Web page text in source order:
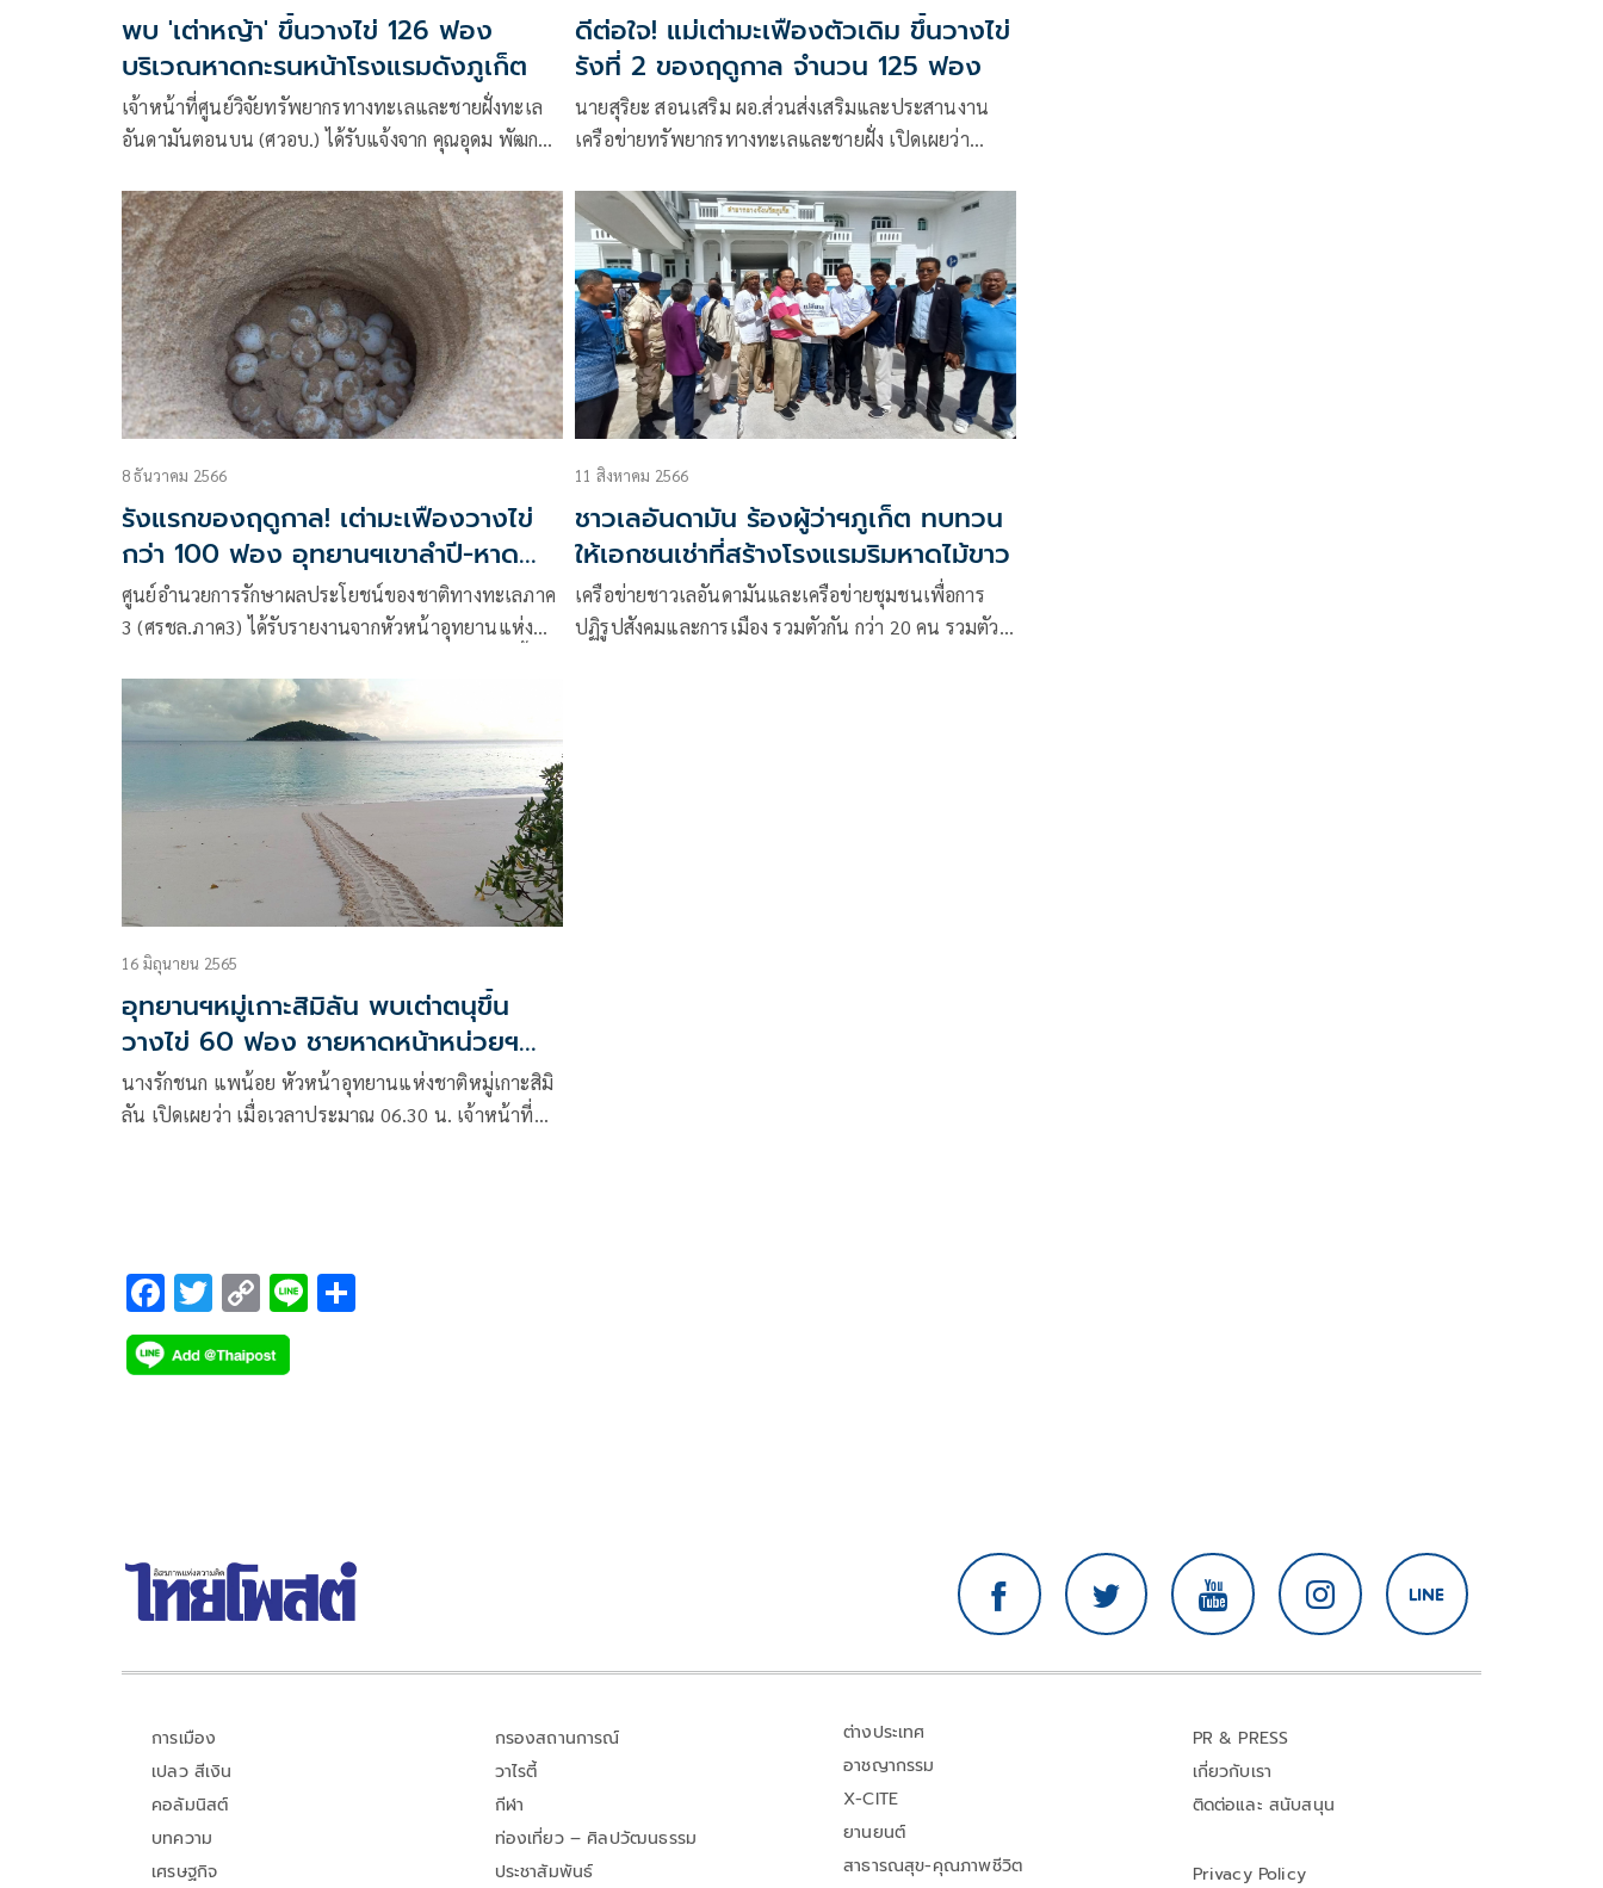
พบ 'เต่าหญ้า' ขึ้นวางไข่ 126 ฟอง
บริเวณหาดกะรนหน้าโรงแรมดังภูเก็ต
เจ้าหน้าที่ศูนย์วิจัยทรัพยากรทางทะเลและชายฝั่งทะเล
อันดามันตอนบน (ศวอบ.) ได้รับแจ้งจาก คุณอุดม พัฒกอ
ว่าเมื่อเวลา 06.00 น. พบร่องรอยการขึ้นวางไข่ของเต่า
ทะเล
ดีต่อใจ! แม่เต่ามะเฟืองตัวเดิม ขึ้นวางไข่
รังที่ 2 ของฤดูกาล จำนวน 125 ฟอง
นายสุริยะ สอนเสริม ผอ.ส่วนส่งเสริมและประสานงาน
เครือข่ายทรัพยากรทางทะเลและชายฝั่ง เปิดเผยว่า
16 (ตะกั่วป่า พังงา) สำนักงานทรัพยากรทางทะเลและ
ชายฝั่งที่
8 ธันวาคม 2566
รังแรกของฤดูกาล! เต่ามะเฟืองวางไข่
กว่า 100 ฟอง อุทยานฯเขาลำปี-หาด
ท้ายเหมือง
ศูนย์อำนวยการรักษาผลประโยชน์ของชาติทางทะเลภาค
3 (ศรชล.ภาค3) ได้รับรายงานจากหัวหน้าอุทยานแห่ง
มาวางไข่ในพื้นที่อุทยานแห่งชาติเขาลำปี-หาด
ท้ายเหมือง
11 สิงหาคม 2566
ชาวเลอันดามัน ร้องผู้ว่าฯภูเก็ต ทบทวน
ให้เอกชนเช่าที่สร้างโรงแรมริมหาดไม้ขาว
เครือข่ายชาวเลอันดามันและเครือข่ายชุมชนเพื่อการ
ปฏิรูปสังคมและการเมือง รวมตัวกัน กว่า 20 คน รวมตัว
16 มิถุนายน 2565
อุทยานฯหมู่เกาะสิมิลัน พบเต่าตนุขึ้น
วางไข่ 60 ฟอง ชายหาดหน้าหน่วยฯ
เกาะเมียง
นางรักชนก แพน้อย หัวหน้าอุทยานแห่งชาติหมู่เกาะสิมิ
ลัน เปิดเผยว่า เมื่อเวลาประมาณ 06.30 น. เจ้าหน้าที่
F
ac
e
T
wi
tt
C
o
p
Li
การเมือง
เปลว สีเงิน
คอลัมนิสต์
บทความ
เศรษฐกิจ
กรองสถานการณ์
วาไรตี้
กีฬา
ท่องเที่ยว – ศิลปวัฒนธรรม
ประชาสัมพันธ์
ต่างประเทศ
อาชญากรรม
X-CITE
ยานยนต์
สาธารณสุข-คุณภาพชีวิต
PR & PRESS
เกี่ยวกับเรา
ติดต่อและ สนับสนุน
Privacy Policy